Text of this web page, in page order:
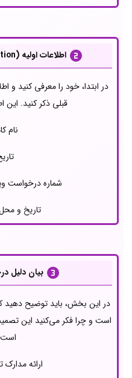
اطلاعات اولیه (Introductory Information)
در ابتدا، خود را معرفی کنید و
قبلی ذکر کنید. این
نام
شماره درخواست
تاریخ و
بیان دلیل
در این بخش، باید توضیح دهید
است و چرا فکر می‌کنید این
ارائه